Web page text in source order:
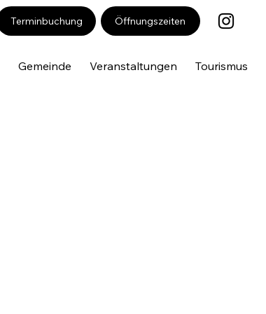
Terminbuchung Öffnungszeiten
Gemeinde Veranstaltungen Tourismus